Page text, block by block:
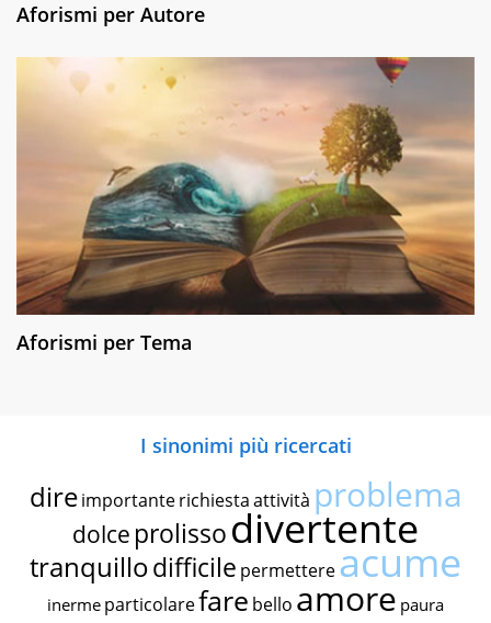
Aforismi per Autore
Aforismi per Tema
I sinonimi più ricercati
dire importante richiestaattività problema
dolce prolissodivertente
tranquillodifficile permettereacume
inerme particolarefare bello amore paura